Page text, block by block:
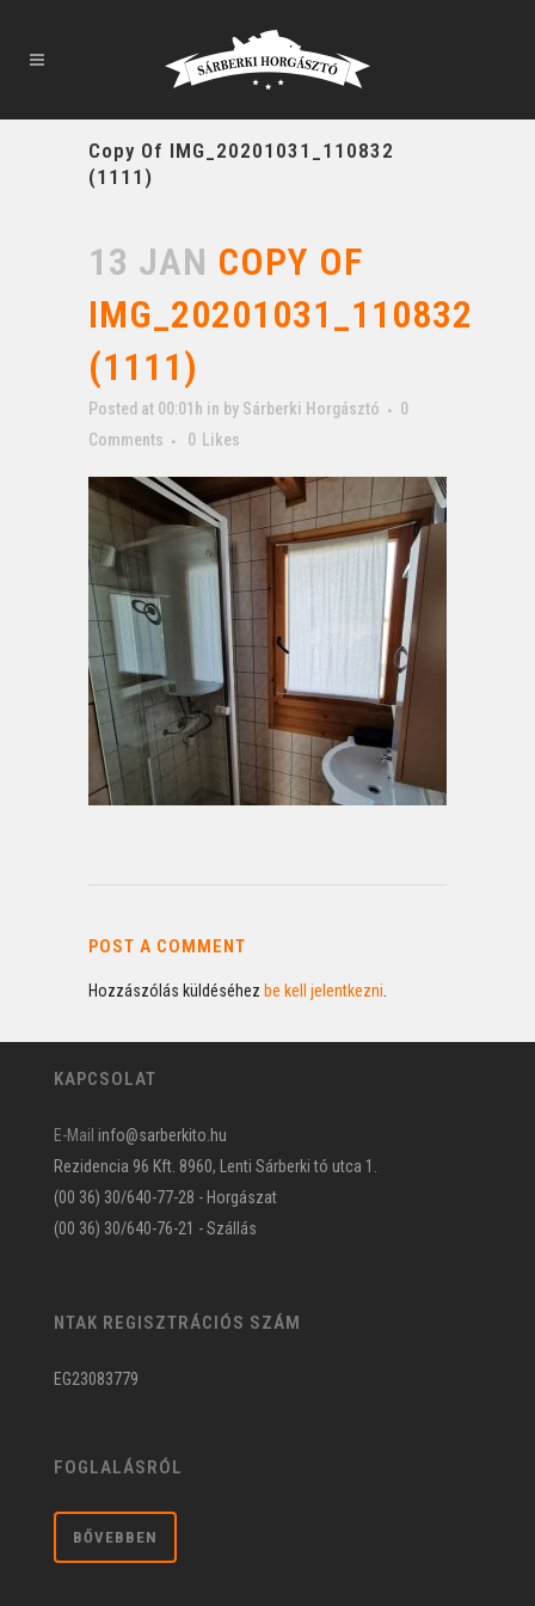
Copy Of IMG_20201031_110832
(1111)
13 JAN COPY OF
IMG_20201031_110832
(1111)
Posted at 00:01h in by Sárberki Horgásztó
0
Comments
0 Likes
POST A COMMENT
Hozzászólás küldéséhez be kell jelentkezni
KAPCSOLAT
E-Mail info@sarberkito.hu
Rezidencia 96 Kft. 8960, Lenti Sárberki tó utca 1.
(00 36) 30/640-77-28 - Horgászat
(00 36) 30/640-76-21 - Szállás
NTAK REGISZTRÁCIÓS SZÁM
EG23083779
FOGLALÁSRÓL
BŐVEBBEN